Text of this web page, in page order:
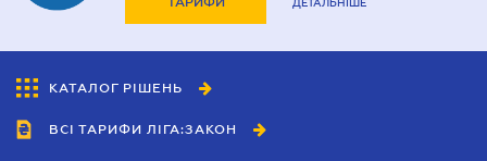
КАТАЛОГ РІШЕНЬ
ВСІ ТАРИФИ ЛІГА:ЗАКОН